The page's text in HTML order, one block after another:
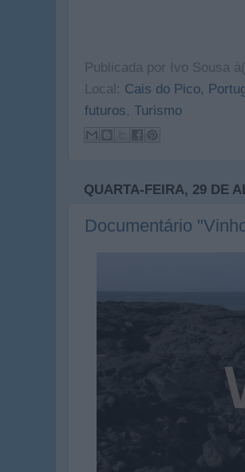
Publicada por Ivo Sousa
Local: Cais do Pico,
futuros, Turismo
QUARTA-FEIRA, 29 DE
Documentário